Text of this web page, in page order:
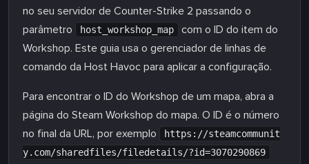
no seu servidor de Counter-Strike 2 passando o
parâmetro
host_workshop_map
com o ID do item do
Workshop. Este guia usa o gerenciador de linhas de
comando da Host Havoc para aplicar a configuração.
Para encontrar o ID do Workshop de um mapa, abra a
página do Steam Workshop do mapa. O ID é o número
no final da URL, por exemplo
https://steamcommunit
y.com/sharedfiles/filedetails/?id=3070290869